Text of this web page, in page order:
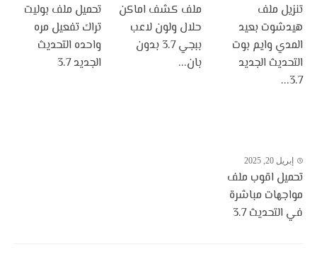
تنزيل ملف
هيدشوت بعيد
المدي وايم بوت
التحديث الجديد
3.7...
ملف كشف اماكن
حلال ولون لاعب
ببجي 3.7 بدون
بان...
تحميل ملف بوليت
تراك تفعيل مره
واحده التحديث
الجديد 3.7
إبريل 20, 2025
تحميل اقوب ملف
مواجهات مباشرة
في التحديث 3.7